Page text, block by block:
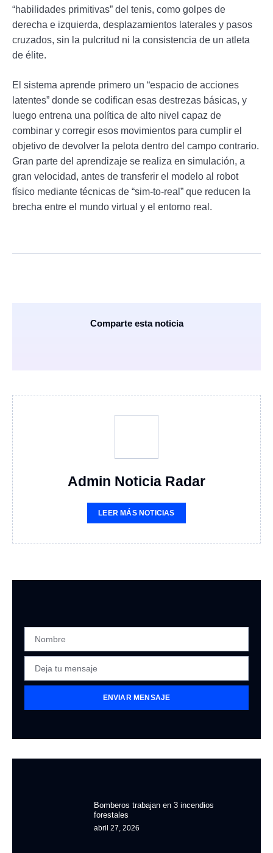
“habilidades primitivas” del tenis, como golpes de
derecha e izquierda, desplazamientos laterales y pasos
cruzados, sin la pulcritud ni la consistencia de un atleta
de élite.
El sistema aprende primero un “espacio de acciones
latentes” donde se codifican esas destrezas básicas, y
luego entrena una política de alto nivel capaz de
combinar y corregir esos movimientos para cumplir el
objetivo de devolver la pelota dentro del campo contrario.
Gran parte del aprendizaje se realiza en simulación, a
gran velocidad, antes de transferir el modelo al robot
físico mediante técnicas de “sim‑to‑real” que reducen la
brecha entre el mundo virtual y el entorno real.
Comparte esta noticia
Admin Noticia Radar
LEER MÁS NOTICIAS
ENVIAR MENSAJE
Bomberos trabajan en 3 incendios
forestales
abril 27, 2026